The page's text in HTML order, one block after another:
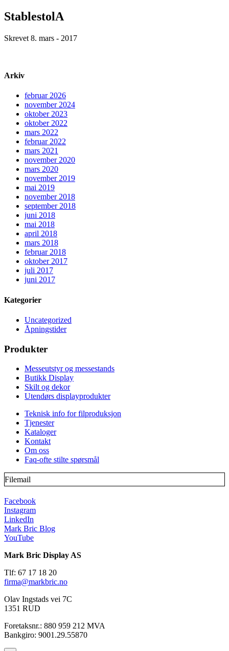
StablestolA
Skrevet 8. mars - 2017
Arkiv
februar 2026
november 2024
oktober 2023
oktober 2022
mars 2022
februar 2022
mars 2021
november 2020
mars 2020
november 2019
mai 2019
november 2018
september 2018
juni 2018
mai 2018
april 2018
mars 2018
februar 2018
oktober 2017
juli 2017
juni 2017
Kategorier
Uncategorized
Åpningstider
Produkter
Messeutstyr og messestands
Butikk Display
Skilt og dekor
Utendørs displayprodukter
Teknisk info for filproduksjon
Tjenester
Kataloger
Kontakt
Om oss
Faq-ofte stilte spørsmål
Filemail
Facebook
Instagram
LinkedIn
Mark Bric Blog
YouTube
Mark Bric Display AS
Tlf: 67 17 18 20
firma@markbric.no
Olav Ingstads vei 7C
1351 RUD
Foretaksnr.: 880 959 212 MVA
Bankgiro: 9001.29.55870